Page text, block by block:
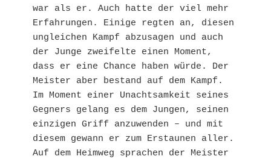
war als er. Auch hatte der viel mehr
Erfahrungen. Einige regten an, diesen
ungleichen Kampf abzusagen und auch
der Junge zweifelte einen Moment,
dass er eine Chance haben würde. Der
Meister aber bestand auf dem Kampf.
Im Moment einer Unachtsamkeit seines
Gegners gelang es dem Jungen, seinen
einzigen Griff anzuwenden – und mit
diesem gewann er zum Erstaunen aller.
Auf dem Heimweg sprachen der Meister